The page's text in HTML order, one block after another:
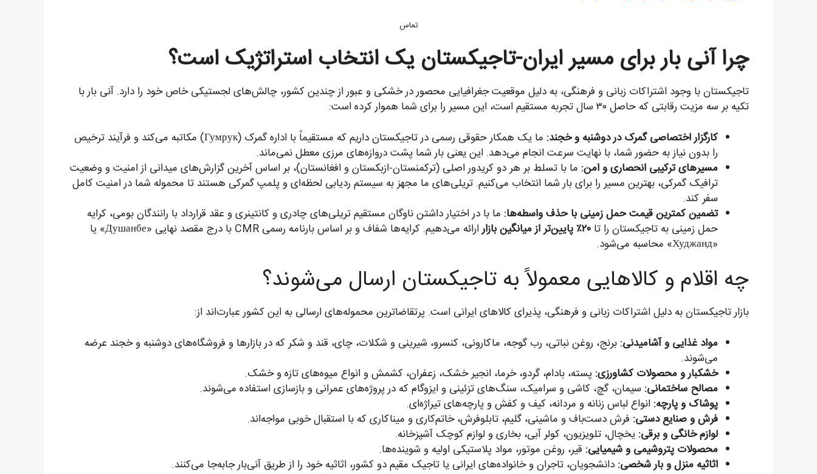
تماس
چرا آنی بار برای مسیر ایران-تاجیکستان یک انتخاب استراتژیک است؟
تاجیکستان با وجود اشتراکات زبانی و فرهنگی، به دلیل موقعیت جغرافیایی محصور در خشکی و عبور از چندین کشور، چالش‌های لجستیکی خاص خود را دارد. آنی بار با
تکیه بر سه مزیت رقابتی که حاصل ۳۰ سال تجربه مستقیم است، این مسیر را برای شما هموار کرده است:
کارگزار اختصاصی گمرک در دوشنبه و خجند:
ما یک همکار حقوقی رسمی در تاجیکستان داریم که مستقیماً با اداره گمرک (Гумрук) مکاتبه می‌کند و فرآیند ترخیص
را بدون نیاز به حضور شما، با نهایت سرعت انجام می‌دهد. این یعنی بار شما پشت دروازه‌های مرزی معطل نمی‌ماند.
مسیرهای ترکیبی انحصاری و امن: ما با تسلط بر هر دو کریدور اصلی (ترکمنستان-ازبکستان و افغانستان)، بر اساس آخرین گزارش‌های میدانی از امنیت و وضعیت
ترافیک گمرکی، بهترین مسیر را برای بار شما انتخاب می‌کنیم. تریلی‌های ما مجهز به سیستم ردیابی لحظه‌ای و پلمپ گمرکی هستند تا محموله شما در امنیت کامل
سفر کند.
تضمین کمترین قیمت حمل زمینی با حذف واسطه‌ها: ما با در اختیار داشتن ناوگان مستقیم تریلی‌های چادری و کانتینری و عقد قرارداد با رانندگان بومی، کرایه
حمل زمینی به تاجیکستان را تا ۲۰٪ پایین‌تر از میانگین بازار
ارائه می‌دهیم. کرایه‌ها شفاف و بر اساس بارنامه رسمی CMR با درج مقصد نهایی «Душанбе» یا
«Худжанд» محاسبه می‌شود.
چه اقلام و کالاهایی معمولاً به تاجیکستان ارسال می‌شوند؟
بازار تاجیکستان به دلیل اشتراکات زبانی و فرهنگی، پذیرای کالاهای ایرانی است. پرتقاضاترین محموله‌های ارسالی به این کشور عبارت‌اند از:
مواد غذایی و آشامیدنی: برنج، روغن نباتی، رب گوجه، ماکارونی، کنسرو، شیرینی و شکلات، چای، قند و شکر که در بازارها و فروشگاه‌های دوشنبه و خجند عرضه
می‌شوند.
خشکبار و محصولات کشاورزی: پسته، بادام، گردو، خرما، انجیر خشک، زعفران، کشمش و انواع میوه‌های تازه و خشک.
مصالح ساختمانی: سیمان، گچ، کاشی و سرامیک، سنگ‌های تزئینی و ایزوگام که در پروژه‌های عمرانی و بازسازی استفاده می‌شوند.
پوشاک و پارچه: انواع لباس زنانه و مردانه، کیف و کفش و پارچه‌های تیراژه‌ای.
فرش و صنایع دستی: فرش دست‌باف و ماشینی، گلیم، تابلوفرش، خاتم‌کاری و میناکاری که با استقبال خوبی مواجه‌اند.
لوازم خانگی و برقی: یخچال، تلویزیون، کولر آبی، بخاری و لوازم کوچک آشپزخانه.
محصولات پتروشیمی و شیمیایی: قیر، روغن موتور، مواد پلاستیکی اولیه و شوینده‌ها.
اثاثیه منزل و بار شخصی: دانشجویان، تاجران و خانواده‌های ایرانی یا تاجیک مقیم دو کشور، اثاثیه خود را از طریق آنی‌بار جابه‌جا می‌کنند.